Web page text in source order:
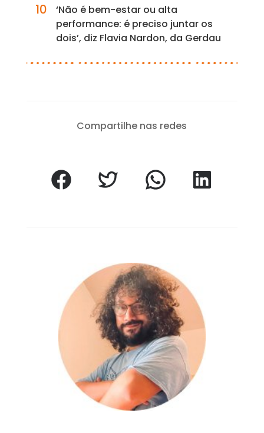
10
‘Não é bem-estar ou alta
performance: é preciso juntar os
dois’, diz Flavia Nardon, da Gerdau
Compartilhe nas redes